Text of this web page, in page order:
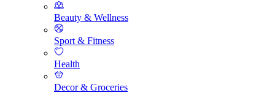
Beauty & Wellness
Sport & Fitness
Health
Decor & Groceries